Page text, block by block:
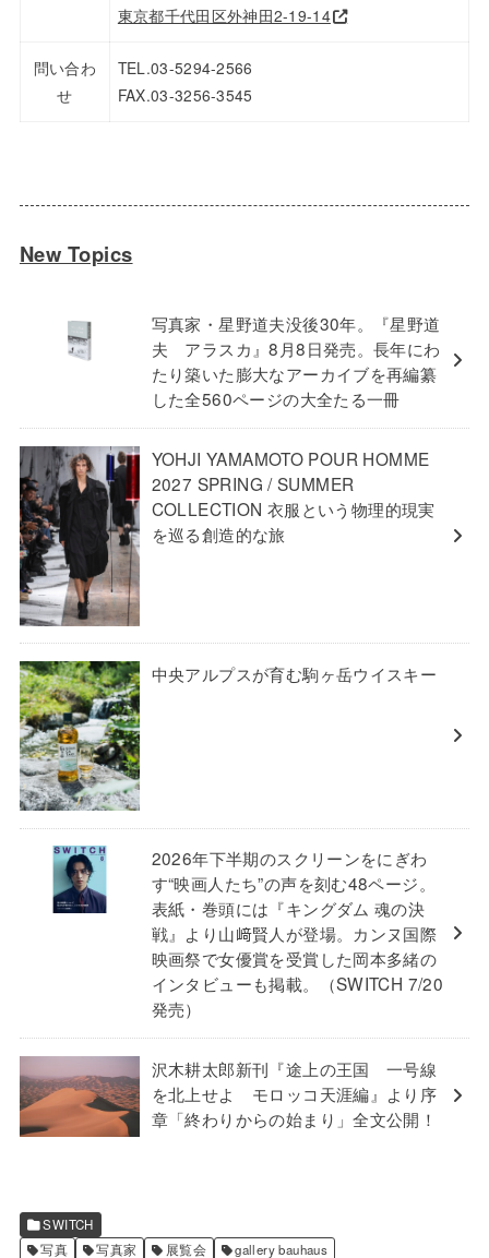
東京都千代田区外神田2-19-14
問い合わ
せ
TEL.03-5294-2566
FAX.03-3256-3545
New Topics
写真家・星野道夫没後30年。『星野道
夫 アラスカ』8月8日発売。長年にわ
たり築いた膨大なアーカイブを再編纂
した全560ページの大全たる一冊
YOHJI YAMAMOTO POUR HOMME
2027 SPRING / SUMMER
COLLECTION 衣服という物理的現実
を巡る創造的な旅
中央アルプスが育む駒ヶ岳ウイスキー
2026年下半期のスクリーンをにぎわ
す“映画人たち”の声を刻む48ページ。
表紙・巻頭には『キングダム 魂の決
戦』より山﨑賢人が登場。カンヌ国際
映画祭で女優賞を受賞した岡本多緒の
インタビューも掲載。（SWITCH 7/20
発売）
沢木耕太郎新刊『途上の王国 一号線
を北上せよ モロッコ天涯編』より序
章「終わりからの始まり」全文公開！
SWITCH
写真
写真家 展覧会 gallery bauhaus